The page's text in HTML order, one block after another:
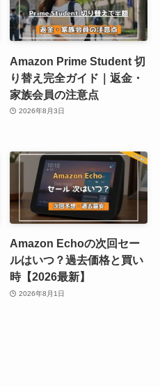
Amazon Prime Student 切
り替え完全ガイド｜返金・
家族会員の注意点
2026年8月3日
Amazon Echoの次回セー
ルはいつ？過去価格と買い
時【2026最新】
2026年8月1日